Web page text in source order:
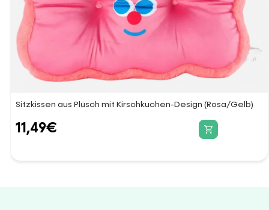
Sitzkissen aus Plüsch mit Kirschkuchen-Design (Rosa/Gelb)
11,49€